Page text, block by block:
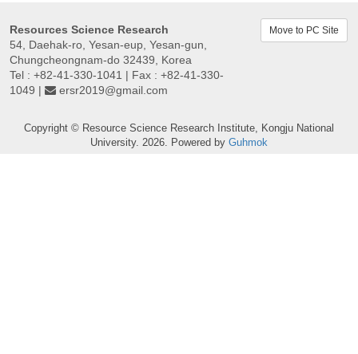
Resources Science Research
54, Daehak-ro, Yesan-eup, Yesan-gun,
Chungcheongnam-do 32439, Korea
Tel : +82-41-330-1041 | Fax : +82-41-330-
1049 |
ersr2019@gmail.com
Move to PC Site
Copyright © Resource Science Research Institute, Kongju National
University. 2026. Powered by Guhmok